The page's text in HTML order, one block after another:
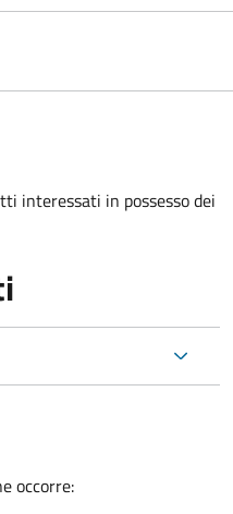
interessati in possesso dei
occorre: